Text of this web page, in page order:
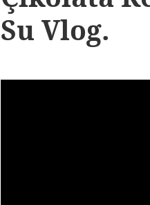
Su Vlog.